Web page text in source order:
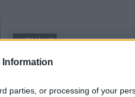
Information
parties, or processing of your
AKTUÁLIS
gasztronómia
Ezüstérmes lett a
2018.02.09